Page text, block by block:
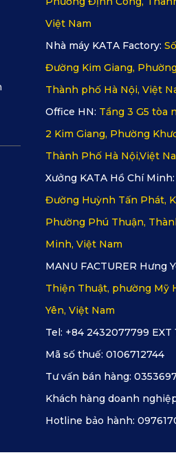
Việt Nam
Nhà máy KATA Factory:
Đường Kim Giang,
Thành phố Hà Nội, Việt
Office HN: Tầng 3 G5 tòa
2 Kim Giang, Phường
Thành Phố Hà Nội,Việt
Xưởng KATA Hồ Chí Minh:
Đường Huỳnh Tấn Phát,
Phường Phú Thuận,
Minh, Việt Nam
MANU FACTURER Hưng
Thiện Thuật, phường Mỹ
Yên, Việt Nam
Tel: +84 2432077799 EXT
Mã số thuế: 0106712744
Tư vấn bán hàng:
Khách hàng doanh
Hotline bảo hành: